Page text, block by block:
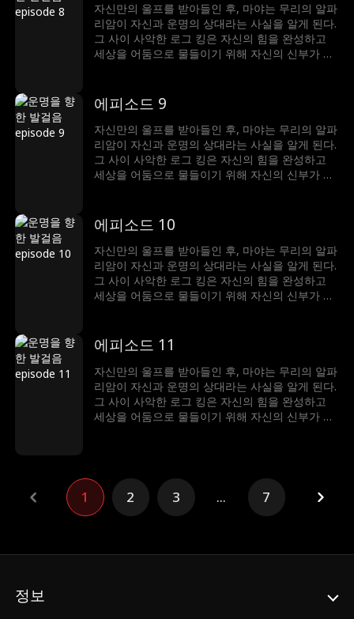
자신만의 울프를 받아들인 후, 마야는 무리의 알파
리암이 자신과 운명의 상대라는 사실을 알게 된다.
그 사이 사악한 로그 킹은 자신의 힘을 완성하고
세상을 어둠으로 물들이기 위해 자신의 신부가 될
변화를 어떻게 받아들여야 할 것인가
에피소드 9
자신만의 울프를 받아들인 후, 마야는 무리의 알파
리암이 자신과 운명의 상대라는 사실을 알게 된다.
그 사이 사악한 로그 킹은 자신의 힘을 완성하고
세상을 어둠으로 물들이기 위해 자신의 신부가 될
변화를 어떻게 받아들여야 할 것인가
에피소드 10
자신만의 울프를 받아들인 후, 마야는 무리의 알파
리암이 자신과 운명의 상대라는 사실을 알게 된다.
그 사이 사악한 로그 킹은 자신의 힘을 완성하고
세상을 어둠으로 물들이기 위해 자신의 신부가 될
변화를 어떻게 받아들여야 할 것인가
에피소드 11
자신만의 울프를 받아들인 후, 마야는 무리의 알파
리암이 자신과 운명의 상대라는 사실을 알게 된다.
그 사이 사악한 로그 킹은 자신의 힘을 완성하고
세상을 어둠으로 물들이기 위해 자신의 신부가 될
1 2 3 ... 7
정보